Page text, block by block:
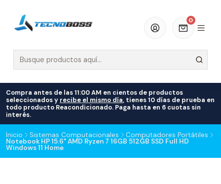
0
Compra antes de las 11:00 AM en cientos de productos
seleccionados y recibe el mismo día, tienes 10 días de prueba en
todo producto Reacondicionado. Paga hasta en 6 cuotas sin
interés.
Inicio Sistemas Computacionales Computadores Portátiles
Notebook HP 15.6" AMD Ryzen 7 16GB 512GB SSD Full HD
Windows 11 Home